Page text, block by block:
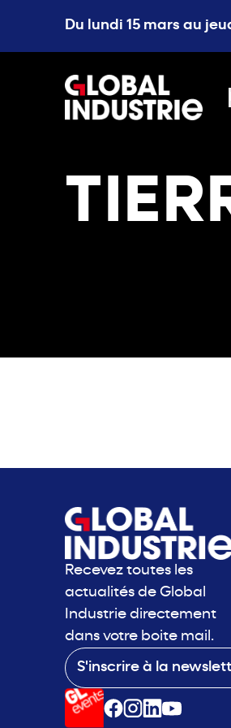
Du lundi 15 mars au
page.home
Recevez toutes les
actualités de Global
Industrie directement
dans votre boite mail.
S'inscrire à la